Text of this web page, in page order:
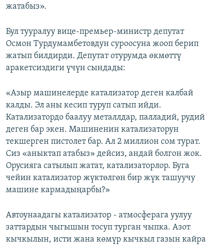
жатабыз».
Бул тууралуу вице-премьер-министр депутат
Осмон Турдумамбетовдун суроосуна жооп берип
жатып билдирди. Депутат отурумда өкмөттү
аракетсиздиги үчүн сындады:
«Азыр машинелерде катализатор деген калбай
калды. Эл аны кесип туруп сатып ийди.
Катализатордо баалуу металлдар, палладий, рудий
деген бар экен. Машиненин катализаторун
текшерген пистолет бар. Ал 2 миллион сом турат.
Сиз «аныктап атабыз» дейсиз, андай болгон жок.
Орусияга сатылып жатат, катализаторлор. Буга
чейин катализатор жүктөлгөн бир жүк ташуучу
машине кармадыңарбы?»
Автоунаадагы катализатор - атмосферага уулуу
заттардын чыгышын тосуп турган чыпка. Азот
кычкылын, исти жана көмүр кычкыл газын кайра